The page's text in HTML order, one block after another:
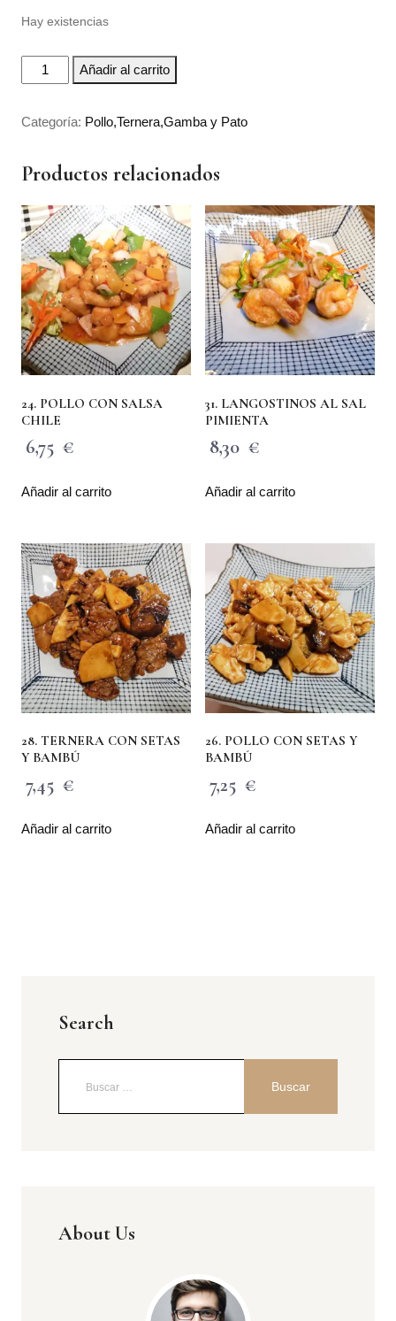
Hay existencias
Añadir al carrito
Categoría: Pollo,Ternera,Gamba y Pato
Productos relacionados
24. POLLO CON SALSA
CHILE
6,75 €
Añadir al carrito
31. LANGOSTINOS AL SAL
PIMIENTA
8,30 €
Añadir al carrito
28. TERNERA CON SETAS
Y BAMBÚ
7,45 €
Añadir al carrito
26. POLLO CON SETAS Y
BAMBÚ
7,25 €
Añadir al carrito
Search
About Us